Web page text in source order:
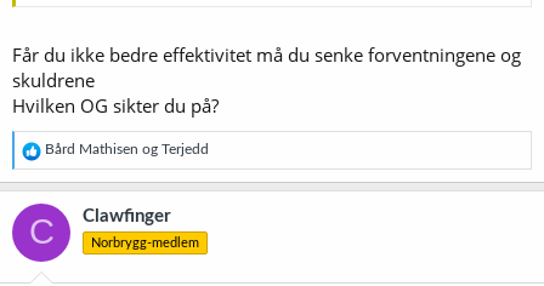
Får du ikke bedre effektivitet må du senke forventningene og
skuldrene
Hvilken OG sikter du på?
R
e
a
k
s
j
o
Bård Mathisen og Terjedd
C Clawfinger
Norbrygg-medlem